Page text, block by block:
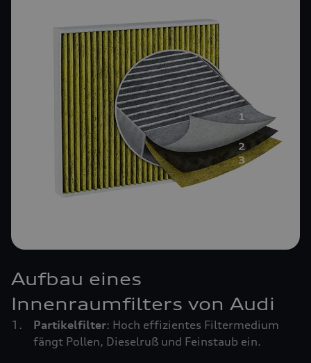
Aufbau eines
Innenraumfilters von Audi
Partikelfilter: Hoch effizientes Filtermedium
fängt Pollen, Dieselruß und Feinstaub ein.